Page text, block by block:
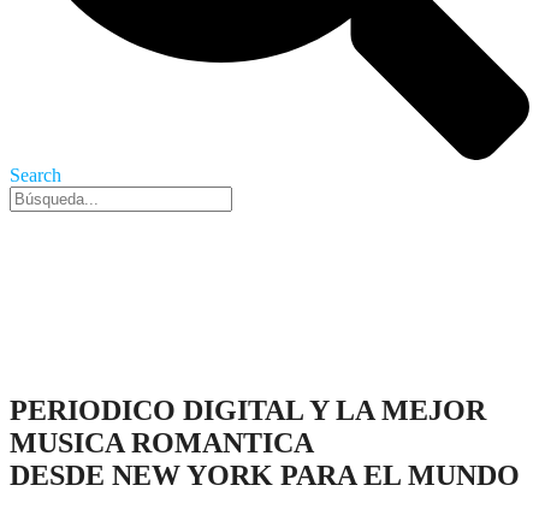
Search
PERIODICO DIGITAL Y LA MEJOR
MUSICA ROMANTICA
DESDE NEW YORK PARA EL MUNDO